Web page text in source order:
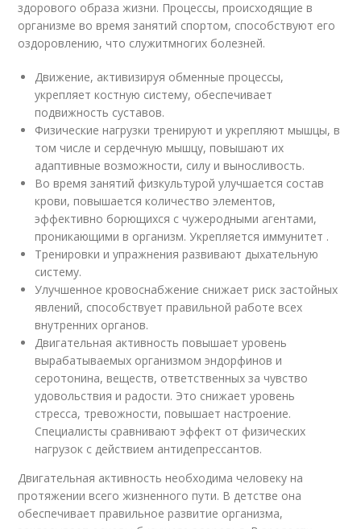
здорового образа жизни. Процессы, происходящие в
организме во время занятий спортом, способствуют его
оздоровлению, что служитмногих болезней.
Движение, активизируя обменные процессы,
укрепляет костную систему, обеспечивает
подвижность суставов.
Физические нагрузки тренируют и укрепляют мышцы, в
том числе и сердечную мышцу, повышают их
адаптивные возможности, силу и выносливость.
Во время занятий физкультурой улучшается состав
крови, повышается количество элементов,
эффективно борющихся с чужеродными агентами,
проникающими в организм. Укрепляется иммунитет .
Тренировки и упражнения развивают дыхательную
систему.
Улучшенное кровоснабжение снижает риск застойных
явлений, способствует правильной работе всех
внутренних органов.
Двигательная активность повышает уровень
вырабатываемых организмом эндорфинов и
серотонина, веществ, ответственных за чувство
удовольствия и радости. Это снижает уровень
стресса, тревожности, повышает настроение.
Специалисты сравнивают эффект от физических
нагрузок с действием антидепрессантов.
Двигательная активность необходима человеку на
протяжении всего жизненного пути. В детстве она
обеспечивает правильное развитие организма,